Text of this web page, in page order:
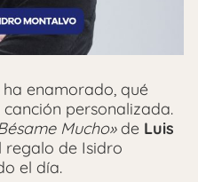
enamorado, qué
personalizada.
Mucho»de Luis
regalo de Isidro
el día.